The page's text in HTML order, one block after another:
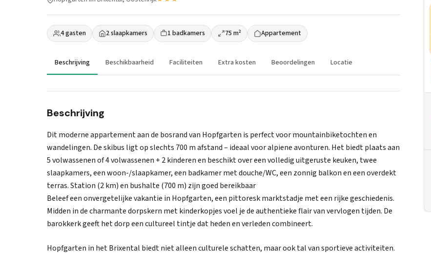
4 gasten 2 slaapkamers 1 badkamers 75 m² Appartement
Beschrijving Beschikbaarheid Faciliteiten Extra kosten Beoordelingen Locatie
Beschrijving
Dit moderne appartement aan de bosrand van Hopfgarten is perfect voor mountainbiketochten en
wandelingen. De skibus ligt op slechts 700 m afstand – ideaal voor alpiene avonturen. Het biedt plaats aan
5 volwassenen of 4 volwassenen + 2 kinderen en beschikt over een volledig uitgeruste keuken, twee
slaapkamers, een woon-/slaapkamer, een badkamer met douche/WC, een zonnig balkon en een overdekt
terras. Station (2 km) en bushalte (700 m) zijn goed bereikbaar
Beleef een onvergetelijke vakantie in Hopfgarten, een pittoresk marktstadje met een rijke geschiedenis.
Midden in de charmante dorpskern met kinderkopjes voel je de authentieke flair van vervlogen tijden. De
barokkerk geeft het dorp een cultureel tintje dat heden en verleden combineert.
Hopfgarten in het Brixental biedt niet alleen culturele schatten, maar ook tal van sportieve activiteiten.